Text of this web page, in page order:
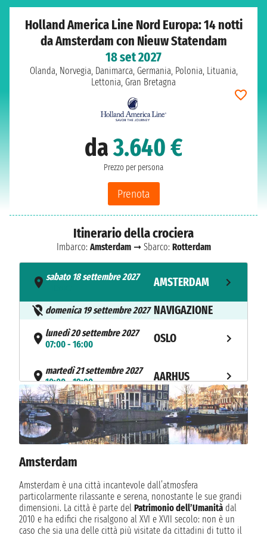
Holland America Line Nord Europa: 14 notti
da Amsterdam con Nieuw Statendam
18 set 2027
Olanda, Norvegia, Danimarca, Germania, Polonia, Lituania,
Lettonia, Gran Bretagna
da3.640 €
Prezzo per persona
Prenota
Itinerario della crociera
Imbarco: Amsterdam➞ Sbarco: Rotterdam
sabato 18 settembre 2027
AMSTERDAM
domenica 19 settembre 2027 NAVIGAZIONE
lunedì 20 settembre 2027
07:00 - 16:00
OSLO
martedì 21 settembre 2027
10:00 - 19:00
AARHUS
mercoledì 22 settembre 2027
07:00 - 23:00
KIEL
giovedì 23 settembre 2027
06:00 - 22:00
venerdì 24 settembre 2027
08:00 - 17:00
RONNE
sabato 25 settembre 2027
GDYNIA
Amsterdam
Amsterdam è una città incantevole dall’atmosfera
particolarmente rilassante e serena, nonostante le sue grandi
dimensioni. La città è parte del Patrimonio dell’Umanità dal
2010 e ha edifici che risalgono al XVI e XVII secolo: non è un
caso che sia una delle città più visitate da cittadini di tutto il